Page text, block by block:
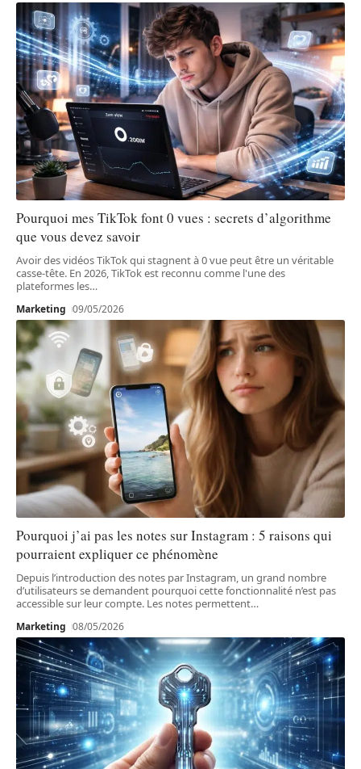
Pourquoi mes TikTok font 0 vues : secrets d’algorithme
que vous devez savoir
Avoir des vidéos TikTok qui stagnent à 0 vue peut être un véritable
casse-tête. En 2026, TikTok est reconnu comme l'une des
plateformes les…
Marketing 09/05/2026
Pourquoi j’ai pas les notes sur Instagram : 5 raisons qui
pourraient expliquer ce phénomène
Depuis l’introduction des notes par Instagram, un grand nombre
d’utilisateurs se demandent pourquoi cette fonctionnalité n’est pas
accessible sur leur compte. Les notes permettent…
Marketing 08/05/2026